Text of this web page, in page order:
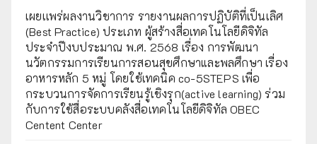
เผยเเพร่ผลงานวิชาการ รายงานผลการปฏิบัติที่เป็นเลิศ
(Best Practice) ประเภท ผู้สร้างสื่อเทคโนโลยีดิจิทัล
ประจำปีงบประมาณ พ.ศ. 2568 เรื่อง การพัฒนา
นวัตกรรมการเรียนการสอนสุขศึกษาและพลศึกษา เรื่อง
อาหารหลัก 5 หมู่ โดยใช้เทคนิค co-5STEPS เพื่อ
กระบวนการจัดการเรียนรู้เชิงรุก(active learning) ร่วม
กับการใช้สื่อระบบคลังสื่อเทคโนโลยีดิจิทัล OBEC
Centent Center